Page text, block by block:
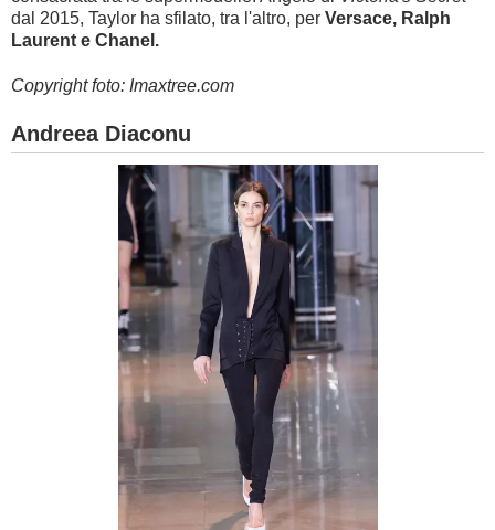
dal 2015, Taylor ha sfilato, tra l'altro, per Versace, Ralph
Laurent e Chanel.
Copyright foto: Imaxtree.com
Andreea Diaconu